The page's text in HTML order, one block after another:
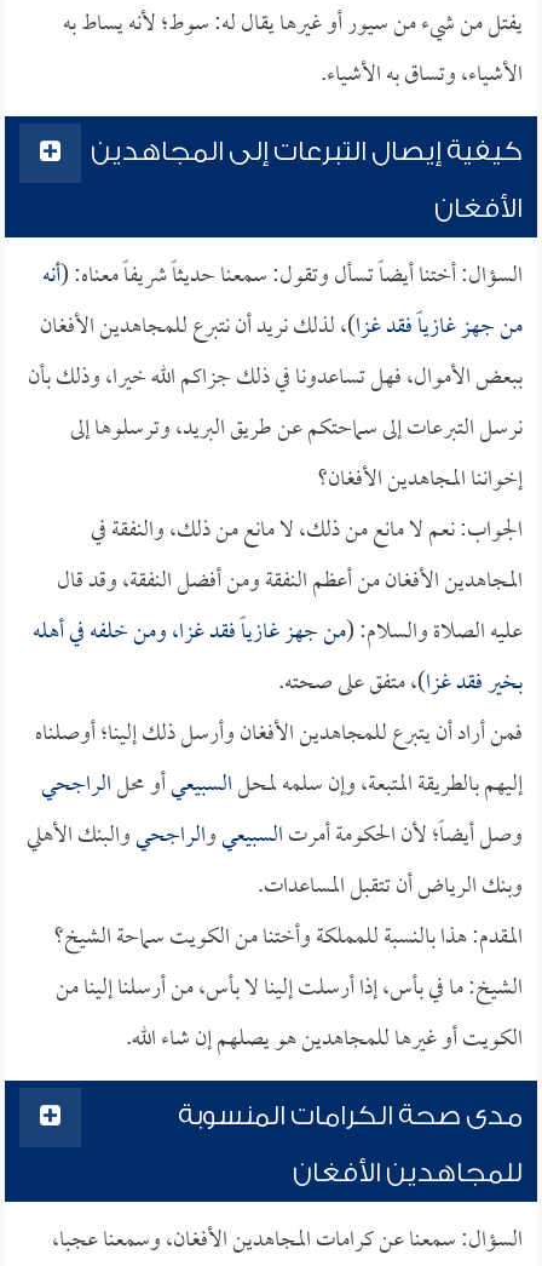
يفتل من شيء من سيور أو غيرها يقال له: سوط؛ لأنه يساط به
الأشياء، وتساق به الأشياء.
كيفية إيصال التبرعات إلى المجاهدين
الأفغان
السؤال: أختنا أيضاً تسأل وتقول: سمعنا حديثاً شريفاً معناه: (أنه
من جهز غازياً فقد غزا)، لذلك نريد أن نتبرع للمجاهدين الأفغان
ببعض الأموال، فهل تساعدونا في ذلك جزاكم الله خيرا، وذلك بأن
نرسل التبرعات إلى سماحتكم عن طريق البريد، وترسلوها إلى
إخواننا المجاهدين الأفغان؟
الجواب: نعم لا مانع من ذلك، لا مانع من ذلك، والنفقة في
المجاهدين الأفغان من أعظم النفقة ومن أفضل النفقة، وقد قال
عليه الصلاة والسلام: (من جهز غازياً فقد غزا، ومن خلفه في أهله
بخير فقد غزا)، متفق على صحته.
فمن أراد أن يتبرع للمجاهدين الأفغان وأرسل ذلك إلينا؛ أوصلناه
إليهم بالطريقة المتبعة، وإن سلمه لمحلالسبيعيأو محلالراجحي
وصل أيضاً؛ لأن الحكومة أمرتالسبيعيوالراجحيوالبنك الأهلي
وبنك الرياض أن تتقبل المساعدات.
المقدم: هذا بالنسبة للمملكة وأختنا من الكويت سماحة الشيخ؟
الشيخ: ما في بأس، إذا أرسلت إلينا لا بأس، من أرسلنا إلينا من
الكويت أو غيرها للمجاهدين هو يصلهم إن شاء الله.
مدى صحة الكرامات المنسوبة
للمجاهدين الأفغان
السؤال: سمعنا عن كرامات المجاهدين الأفغان، وسمعنا عجبا،